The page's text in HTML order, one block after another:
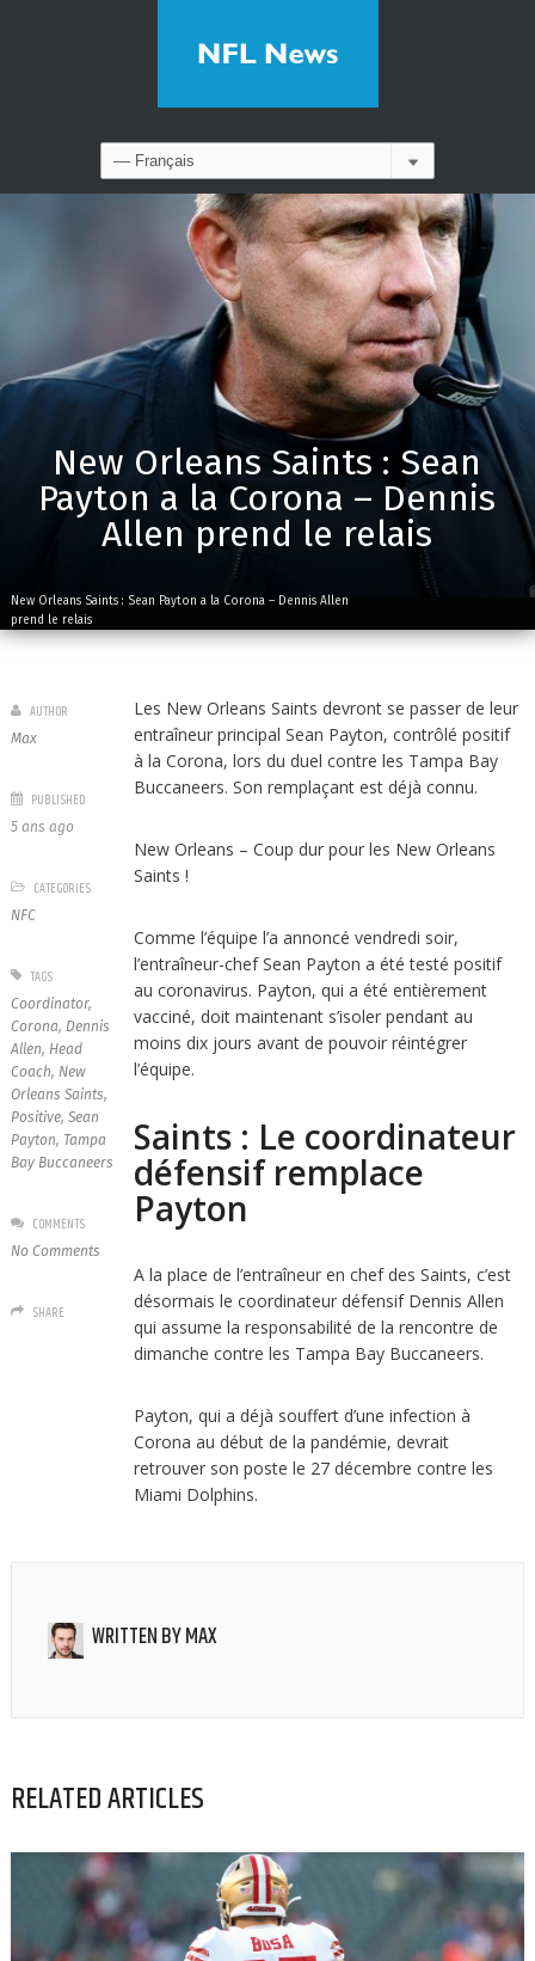
New Orleans Saints : Sean
Payton a la Corona – Dennis
Allen prend le relais
New Orleans Saints : Sean Payton a la Corona – Dennis Allen
prend le relais
Les New Orleans Saints devront se passer de leur
entraîneur principal Sean Payton, contrôlé positif
à la Corona, lors du duel contre les Tampa Bay
Buccaneers. Son remplaçant est déjà connu.
New Orleans – Coup dur pour les New Orleans
Saints !
Comme l’équipe l’a annoncé vendredi soir,
l’entraîneur-chef Sean Payton a été testé positif
au coronavirus. Payton, qui a été entièrement
vacciné, doit maintenant s’isoler pendant au
moins dix jours avant de pouvoir réintégrer
l’équipe.
Saints : Le coordinateur
défensif remplace
Payton
A la place de l’entraîneur en chef des Saints, c’est
désormais le coordinateur défensif Dennis Allen
qui assume la responsabilité de la rencontre de
dimanche contre les Tampa Bay Buccaneers.
Payton, qui a déjà souffert d’une infection à
Corona au début de la pandémie, devrait
retrouver son poste le 27 décembre contre les
Miami Dolphins.
AUTHOR
Max
PUBLISHED
5 ans ago
CATEGORIES
NFC
TAGS
Coordinator,
Corona, Dennis
Allen, Head
Coach, New
Orleans Saints,
Positive, Sean
Payton, Tampa
Bay Buccaneers
COMMENTS
No Comments
SHARE
WRITTEN BYMAX
RELATED ARTICLES